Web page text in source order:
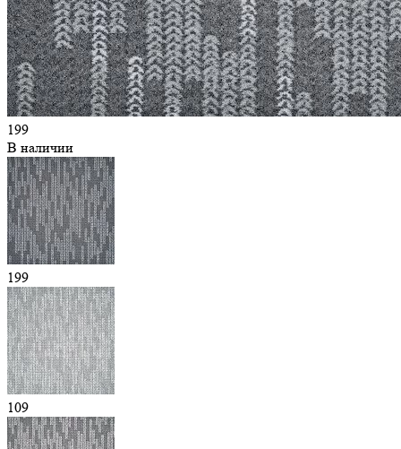
199
В наличии
199
109